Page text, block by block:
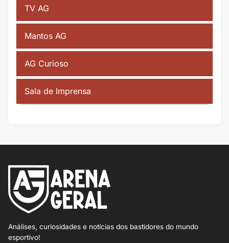
TV AG
Mantos AG
AG Curioso
Sala de Imprensa
Análises, curiosidades e notícias dos bastidores do mundo
esportivo!